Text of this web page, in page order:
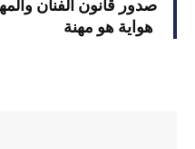
صدور قانون الفنان